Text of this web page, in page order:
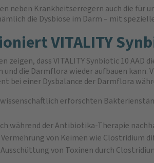
neben Krankheitserregern auch die für
die Dysbiose im Darm – mit
VITALITY
zeigen, dass VITALITY Synbiotic 10
und die Darmflora wieder aufbauen
bei einer Dysbalance der Darmflora
erforschten
während der Antibiotika-Therapie
von Keimen wie Clostridium
von Toxinen durch